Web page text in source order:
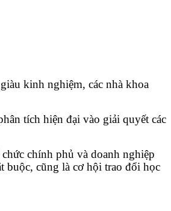
kinh nghiệm, các nhà khoa
tích hiện đại vào giải quyết các
chính phủ và doanh nghiệp
buộc, cũng là cơ hội trao đổi học